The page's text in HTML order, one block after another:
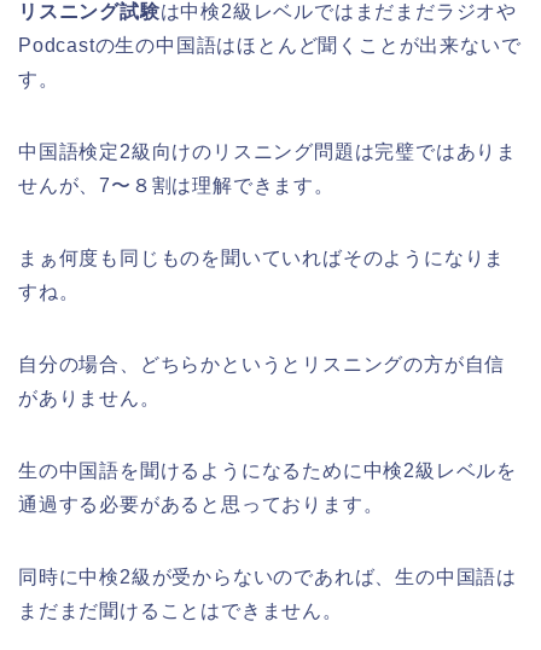
リスニング試験は中検2級レベルではまだまだラジオや
Podcastの生の中国語はほとんど聞くことが出来ないで
す。
中国語検定2級向けのリスニング問題は完璧ではありま
せんが、7〜８割は理解できます。
まぁ何度も同じものを聞いていればそのようになりま
すね。
自分の場合、どちらかというとリスニングの方が自信
がありません。
生の中国語を聞けるようになるために中検2級レベルを
通過する必要があると思っております。
同時に中検2級が受からないのであれば、生の中国語は
まだまだ聞けることはできません。